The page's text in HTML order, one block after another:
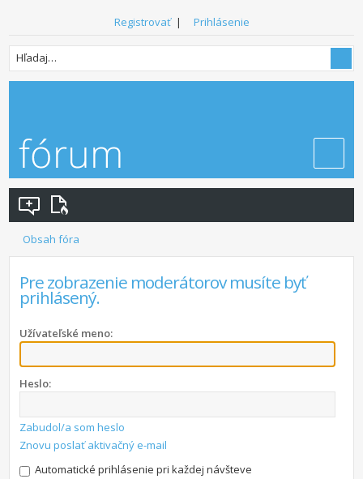
Registrovať| Prihlásenie
Obsah fóra
Pre zobrazenie moderátorov musíte byť
prihlásený.
Užívateľské meno:
Heslo:
Zabudol/a som heslo
Znovu poslať aktivačný e-mail
Automatické prihlásenie pri každej návšteve